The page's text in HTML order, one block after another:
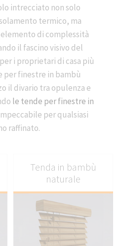
intrecciato non solo
termico, ma
di complessità
il fascino visivo del
i proprietari di casa più
per finestre in bambù
il divario tra opulenza e
le tende per finestre in
per qualsiasi
raffinato.
Tenda in bambù
naturale